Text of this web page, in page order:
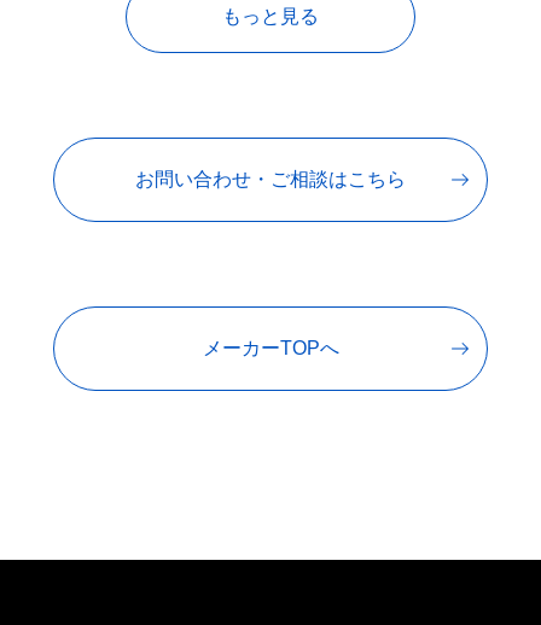
もっと見る
お問い合わせ・ご相談はこちら
メーカーTOPへ